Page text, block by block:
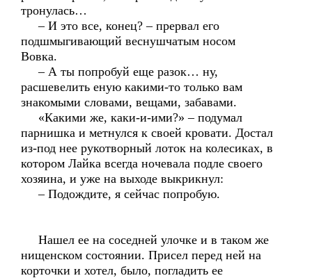
тронулась…
– И это все, конец? – прервал его
подшмыгивающий веснушчатым носом
Вовка.
– А ты попробуй еще разок… ну,
расшевелить еную какими-то только вам
знакомыми словами, вещами, забавами.
«Какими же, каки-и-ими?» – подумал
парнишка и метнулся к своей кровати. Достал
из-под нее рукотворный лоток на колесиках, в
котором Лайка всегда ночевала подле своего
хозяина, и уже на выходе выкрикнул:
– Подождите, я сейчас попробую.
Нашел ее на соседней улочке и в таком же
нищенском состоянии. Присел перед ней на
корточки и хотел, было, погладить ее